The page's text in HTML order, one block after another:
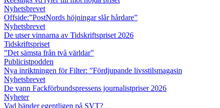
Nyhetsbrevet
Offside:”PostNords höjningar slår hårdare”
Nyhetsbrevet
De utser vinnarna av Tidskriftspriset 2026
Tidskriftspriset
”Det sämsta från två världar”
Publicistpodden
Nya inriktningen för Filter: ”Fördjupande livsstilsmagasin
Nyhetsbrevet
De vann Fackförbundspressens journalistpriser 2026
Nyheter
Vad händer egentligen på SVT?